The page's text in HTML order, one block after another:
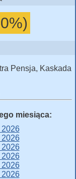
Pensja, Kaskada
miesiąca:
2026
2026
2026
2026
2026
2026